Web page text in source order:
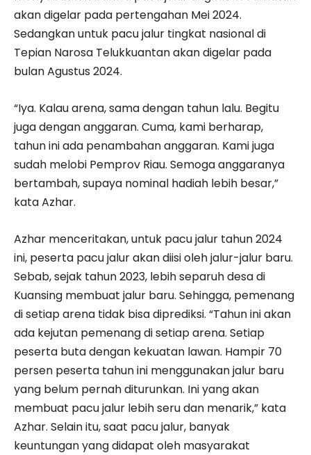
akan digelar pada pertengahan Mei 2024.
Sedangkan untuk pacu jalur tingkat nasional di
Tepian Narosa Telukkuantan akan digelar pada
bulan Agustus 2024.
“Iya. Kalau arena, sama dengan tahun lalu. Begitu
juga dengan anggaran. Cuma, kami berharap,
tahun ini ada penambahan anggaran. Kami juga
sudah melobi Pemprov Riau. Semoga anggaranya
bertambah, supaya nominal hadiah lebih besar,”
kata Azhar.
Azhar menceritakan, untuk pacu jalur tahun 2024
ini, peserta pacu jalur akan diisi oleh jalur-jalur baru.
Sebab, sejak tahun 2023, lebih separuh desa di
Kuansing membuat jalur baru. Sehingga, pemenang
di setiap arena tidak bisa diprediksi. “Tahun ini akan
ada kejutan pemenang di setiap arena. Setiap
peserta buta dengan kekuatan lawan. Hampir 70
persen peserta tahun ini menggunakan jalur baru
yang belum pernah diturunkan. Ini yang akan
membuat pacu jalur lebih seru dan menarik,” kata
Azhar. Selain itu, saat pacu jalur, banyak
keuntungan yang didapat oleh masyarakat